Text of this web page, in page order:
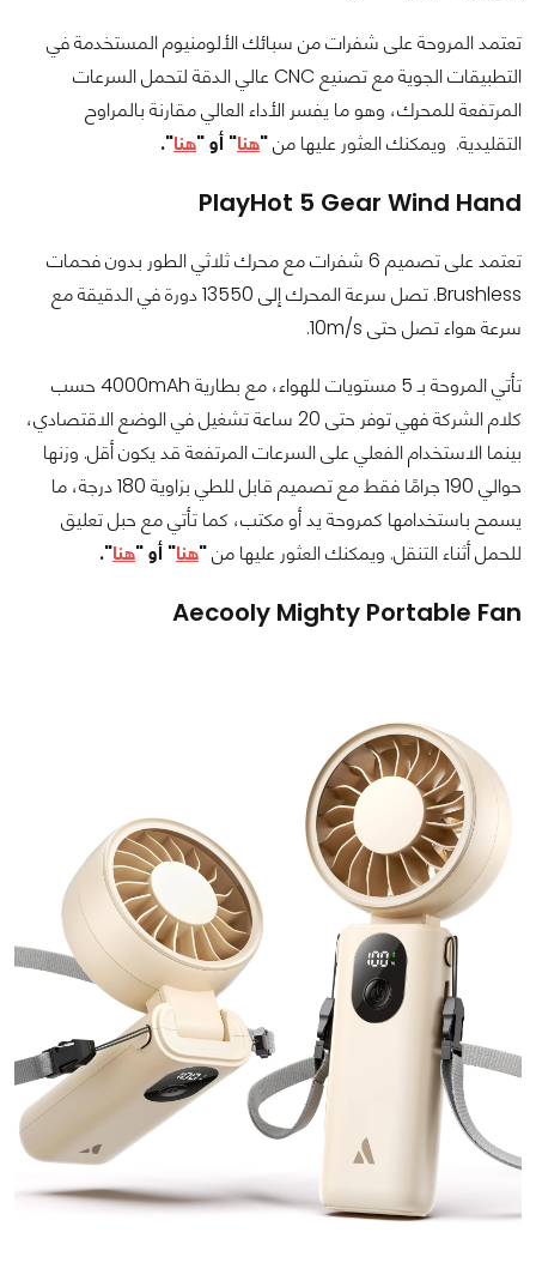
تعتمد المروحة على شفرات من سبائك الألومنيوم المستخدمة في
التطبيقات الجوية مع تصنيع CNC عالي الدقة لتحمل السرعات
المرتفعة للمحرك، وهو ما يفسر الأداء العالي مقارنة بالمراوح
التقليدية. ويمكنك العثور عليها من"هنا" أو "هنا".
PlayHot 5 Gear Wind Hand
تعتمد على تصميم 6 شفرات مع محرك ثلاثي الطور بدون فحمات
Brushless. تصل سرعة المحرك إلى 13550 دورة في الدقيقة مع
سرعة هواء تصل حتى 10m/s.
تأتي المروحة بـ 5 مستويات للهواء، مع بطارية 4000mAh حسب
كلام الشركة فهي توفر حتى 20 ساعة تشغيل في الوضع الاقتصادي،
بينما الاستخدام الفعلي على السرعات المرتفعة قد يكون أقل. وزنها
حوالي 190 جرامًا فقط مع تصميم قابل للطي بزاوية 180 درجة، ما
يسمح باستخدامها كمروحة يد أو مكتب، كما تأتي مع حبل تعليق
للحمل أثناء التنقل. ويمكنك العثور عليها من"هنا" أو "هنا".
Aecooly Mighty Portable Fan